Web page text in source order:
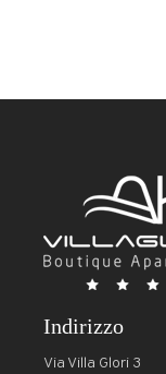
Indirizzo
Via Villa Glori 3